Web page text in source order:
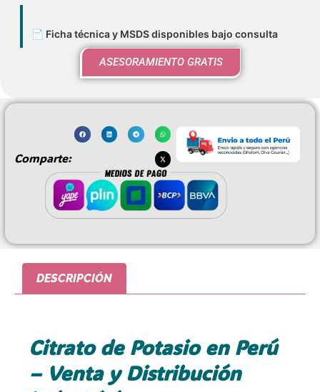
📄 Ficha técnica y MSDS disponibles bajo consulta
ASESORAMIENTO GRATIS
Comparte:
DESCRIPCIÓN
Citrato de Potasio en Perú
– Venta y Distribución